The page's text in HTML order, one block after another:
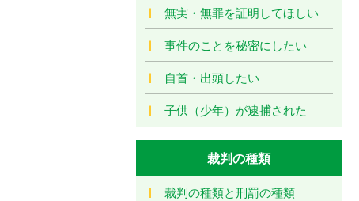
無実・無罪を証明してほしい
事件のことを秘密にしたい
自首・出頭したい
子供（少年）が逮捕された
裁判の種類
裁判の種類と刑罰の種類